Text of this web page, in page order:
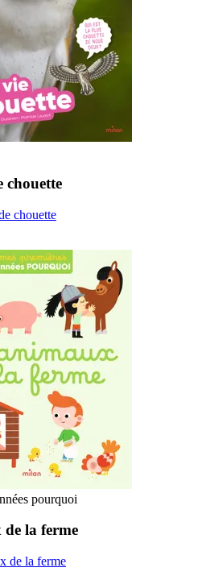
chouette
chouette
pourquoi
la ferme
de la ferme